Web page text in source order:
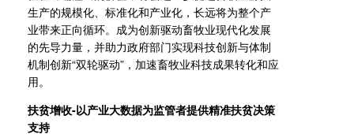
生产的规模化、标准化和产业化，长远将为整个产
业带来正向循环。成为创新驱动畜牧业现代化发展
的先导力量，并助力政府部门实现科技创新与体制
机制创新“双轮驱动”，加速畜牧业科技成果转化和应
用。
扶贫增收-以产业大数据为监管者提供精准扶贫决策
支持